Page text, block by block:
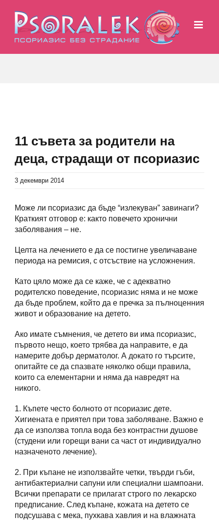
content
Image
11 съвета за родители на
деца, страдащи от псориазис
3 декември 2014
Може ли псориазис да бъде “излекуван” завинаги?
Краткият отговор е: както повечето хронични
заболявания – не.
Целта на лечението е да се постигне увеличаване
периода на ремисия, с отсъствие на усложнения.
Като цяло може да се каже, че с адекватно
родителско поведение, псориазис няма и не може
да бъде проблем, който да е пречка за пълноценния
живот и образование на детето.
Ако имате съмнения, че детето ви има псориазис,
първото нещо, което трябва да направите, е да
намерите добър дерматолог. А докато го търсите,
опитайте се да спазвате няколко общи правила,
които са елементарни и няма да навредят на
никого.
1. Къпете често болното от псориазис дете.
Хигиената е приятел при това заболяване. Важно е
да се използва топла вода без контрастни душове
(студени или горещи вани са част от индивидуално
назначеното лечение).
2. При къпане не използвайте четки, твърди гъби,
антибактериални сапуни или специални шампоани.
Всички препарати се прилагат строго по лекарско
предписание. След къпане, кожата на детето се
подсушава с мека, пухкава хавлия и на влажната